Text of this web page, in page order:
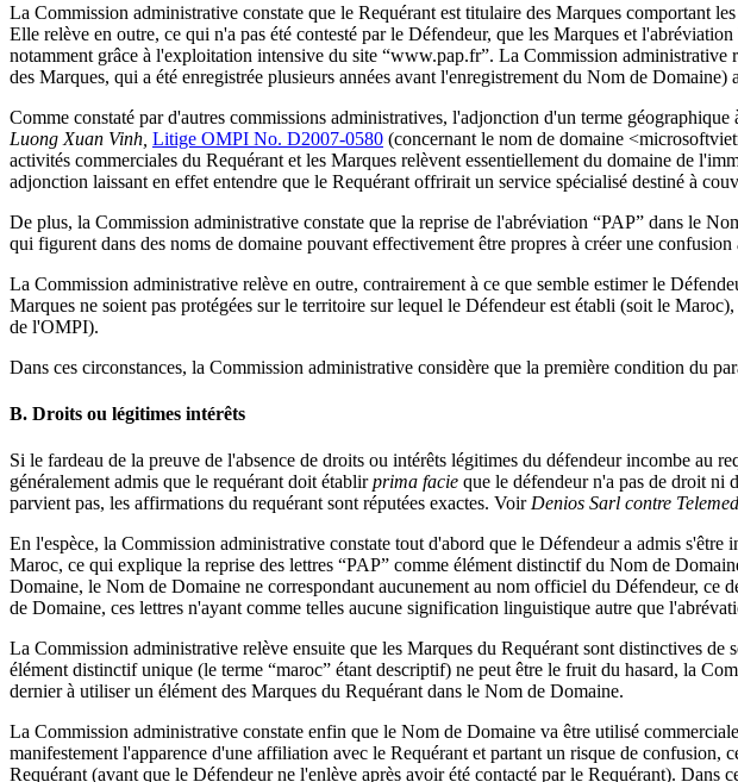
La Commission administrative constate que le Requérant est titulaire des Marques
Elle relève en outre, ce qui n'a pas été contesté par le Défendeur, que les Marques et
notamment grâce à l'exploitation intensive du site “www.pap.fr”. La Commission
des Marques, qui a été enregistrée plusieurs années avant l'enregistrement du Nom de Domaine)
Comme constaté par d'autres commissions administratives, l'adjonction d'un terme
Luong Xuan Vinh, Litige OMPI No. D2007-0580 (concernant le nom de domaine
activités commerciales du Requérant et les Marques relèvent essentiellement du domaine de
adjonction laissant en effet entendre que le Requérant offrirait un service spécialisé destiné à
De plus, la Commission administrative constate que la reprise de l'abréviation “PAP” dans le
qui figurent dans des noms de domaine pouvant effectivement être propres à créer une
La Commission administrative relève en outre, contrairement à ce que semble estimer le
Marques ne soient pas protégées sur le territoire sur lequel le Défendeur est établi (soit le
de l'OMPI).
Dans ces circonstances, la Commission administrative considère que la première condition du
B. Droits ou légitimes intérêts
Si le fardeau de la preuve de l'absence de droits ou intérêts légitimes du défendeur incombe
généralement admis que le requérant doit établirprima facie que le défendeur n'a pas de droit
parvient pas, les affirmations du requérant sont réputées exactes. Voir Denios Sarl contre
En l'espèce, la Commission administrative constate tout d'abord que le Défendeur a admis
Maroc, ce qui explique la reprise des lettres “PAP” comme élément distinctif du Nom de
Domaine, le Nom de Domaine ne correspondant aucunement au nom officiel du Défendeur, ce
de Domaine, ces lettres n'ayant comme telles aucune signification linguistique autre que
La Commission administrative relève ensuite que les Marques du Requérant sont distinctives
élément distinctif unique (le terme “maroc” étant descriptif) ne peut être le fruit du hasard, la
dernier à utiliser un élément des Marques du Requérant dans le Nom de Domaine.
La Commission administrative constate enfin que le Nom de Domaine va être utilisé
manifestement l'apparence d'une affiliation avec le Requérant et partant un risque de
Requérant (avant que le Défendeur ne l'enlève après avoir été contacté par le Requérant).